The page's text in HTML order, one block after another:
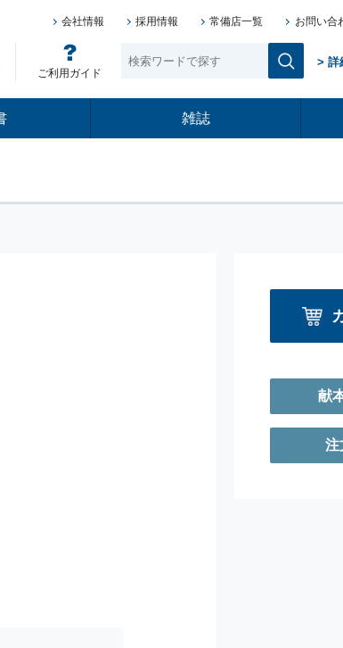
会社情報 採用情報 常備店一覧 お問い合
ご利用ガイド
> 詳
雑誌
献
注